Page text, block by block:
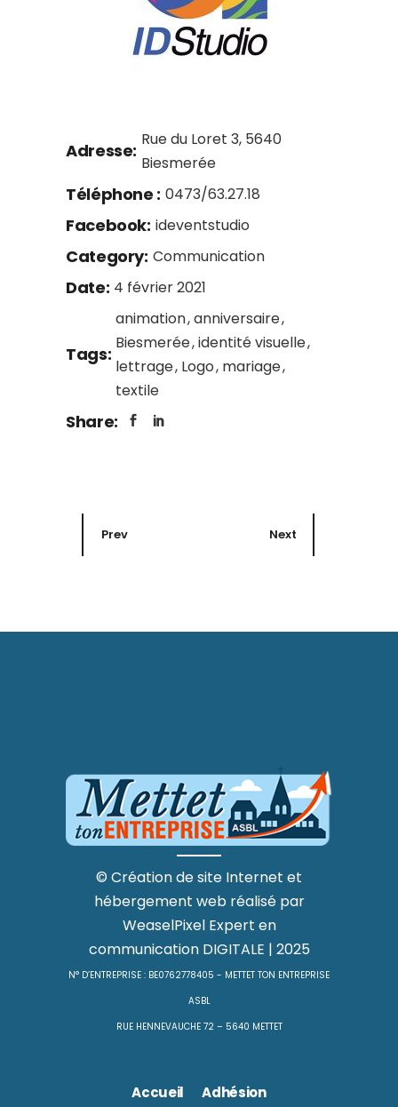
Adresse:
Rue du Loret 3, 5640
Biesmerée
Téléphone : 0473/63.27.18
Facebook: ideventstudio
Category: Communication
Date: 4 février 2021
Tags:
animation anniversaire
Biesmerée identité visuelle
lettrage Logo mariage
textile
Share:
Prev Next
Accueil Adhésion
© Création de site Internet et
hébergement webréalisé par
WeaselPixel Expert en
communication DIGITALE | 2025
N° D’ENTREPRISE : BE0762778405 - METTET TON ENTREPRISE
ASBL
RUE HENNEVAUCHE 72 – 5640 METTET